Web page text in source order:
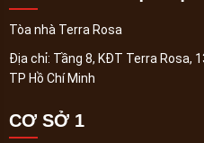
Tòa nhà Terra Rosa
Địa chỉ: Tầng 8, KĐT Terra Rosa,
TP Hồ Chí Minh
CƠ SỞ 1